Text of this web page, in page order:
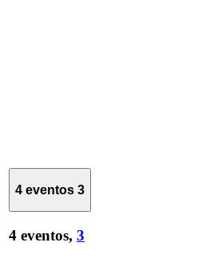
4 eventos 3
4 eventos, 3